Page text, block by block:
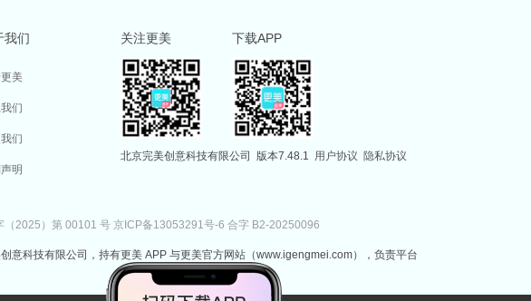
我们
美
们
们
明
关注更美 下载APP
北京完美创意科技有限公司 版本7.48.1 用户协议 隐私协议
（2025）第 00101 号 京ICP备13053291号-6 合字 B2-20250096
意科技有限公司，持有更美 APP 与更美官方网站（www.igengmei.com），负责平台